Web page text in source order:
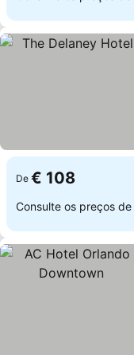
De € 108
Consulte os preços de